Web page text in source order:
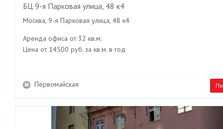
БЦ 9-я Парковая улица, 48 к4
Москва, 9-я Парковая улица, 48 к4
Аренда офиса от 32 кв.м.
Цена от 14500 руб. за кв.м. в год
Первомайская
Previous